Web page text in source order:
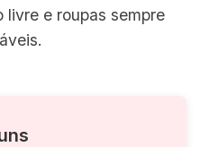
e roupas sempre